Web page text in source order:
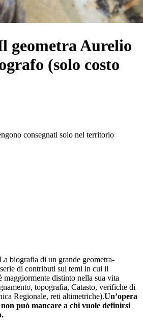
geometra Aurelio
(solo costo
consegnati solo nel territorio
biografia di un grande geometra-
di contributi sui temi in cui il
maggiormente distinto nella sua vita
topografia, Catasto, verifiche di
Regionale, reti altimetriche).Un’opera
può mancare a chi vuole definirsi